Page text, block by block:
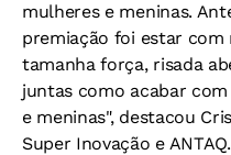
mulheres e meninas.
premiação foi estar com
tamanha força, risada
juntas como acabar
e meninas", destacou
Super Inovação e ANTAQ.